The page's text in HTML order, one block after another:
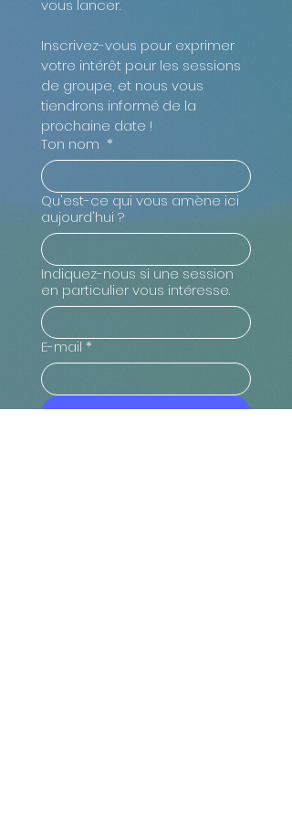
vous lancer.
Inscrivez-vous pour exprimer
votre intérêt pour les sessions
de groupe, et nous vous
tiendrons informé de la
prochaine date !
Ton nom *
Qu'est-ce qui vous amène ici
aujourd'hui ?
Indiquez-nous si une session
en particulier vous intéresse.
E-mail *
Connecte